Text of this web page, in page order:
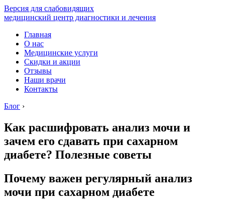
Версия для слабовидящих
медицинский центр диагностики и лечения
Главная
О нас
Медицинские услуги
Скидки и акции
Отзывы
Наши врачи
Контакты
Блог ›
Как расшифровать анализ мочи и
зачем его сдавать при сахарном
диабете? Полезные советы
Почему важен регулярный анализ
мочи при сахарном диабете